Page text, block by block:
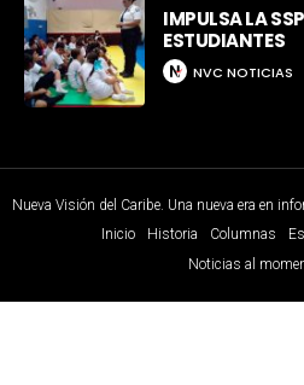
IMPULSA LA
ESTUDIANTES
NVC NOTICIAS
Nueva Visión del Caribe. Una nueva era en
Inicio
Historia Columnas
Noticias al